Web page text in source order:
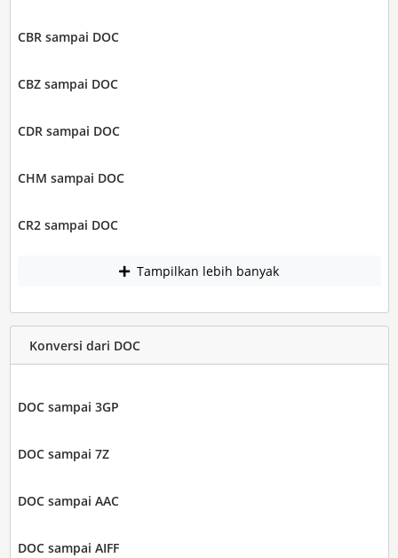
CBR sampai DOC
CBZ sampai DOC
CDR sampai DOC
CHM sampai DOC
CR2 sampai DOC
Tampilkan lebih banyak
Konversi dari DOC
DOC sampai 3GP
DOC sampai 7Z
DOC sampai AAC
DOC sampai AIFF